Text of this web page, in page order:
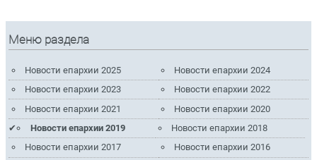
Меню раздела
Новости епархии 2025
Новости епархии 2024
Новости епархии 2023
Новости епархии 2022
Новости епархии 2021
Новости епархии 2020
Новости епархии 2019
Новости епархии 2018
Новости епархии 2017
Новости епархии 2016